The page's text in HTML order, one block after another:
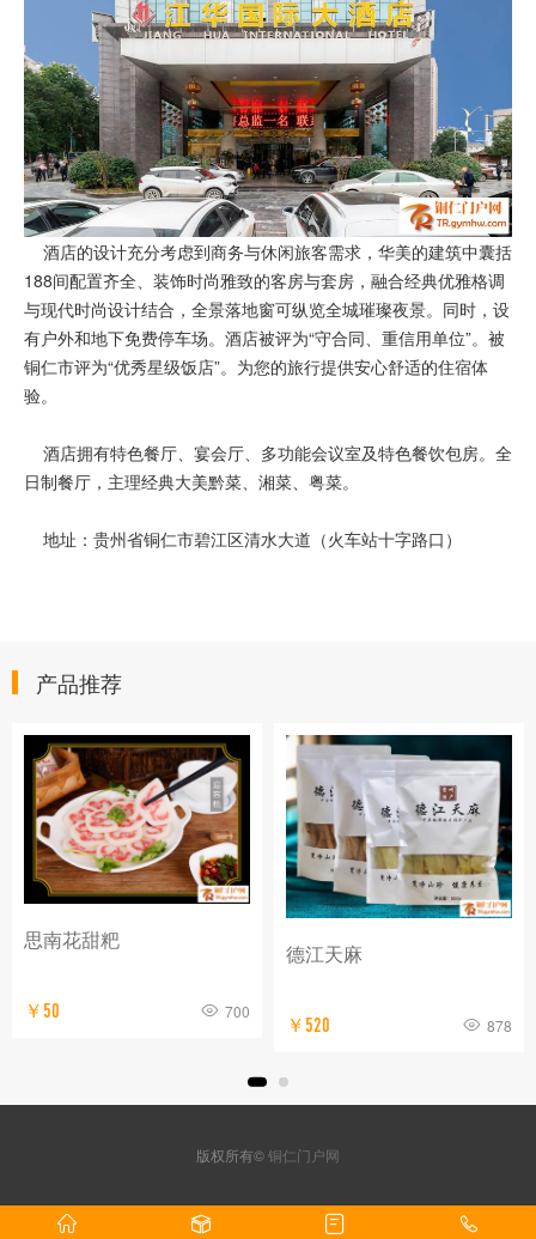
酒店的设计充分考虑到商务与休闲旅客需求，华美的建筑中囊括
188间配置齐全、装饰时尚雅致的客房与套房，融合经典优雅格调
与现代时尚设计结合，全景落地窗可纵览全城璀璨夜景。同时，设
有户外和地下免费停车场。酒店被评为“守合同、重信用单位”。被
铜仁市评为“优秀星级饭店”。为您的旅行提供安心舒适的住宿体
验。
酒店拥有特色餐厅、宴会厅、多功能会议室及特色餐饮包房。全
日制餐厅，主理经典大美黔菜、湘菜、粤菜。
地址：贵州省铜仁市碧江区清水大道（火车站十字路口）
产品推荐
德江天麻
石阡苔茶
版权所有©铜仁门户网